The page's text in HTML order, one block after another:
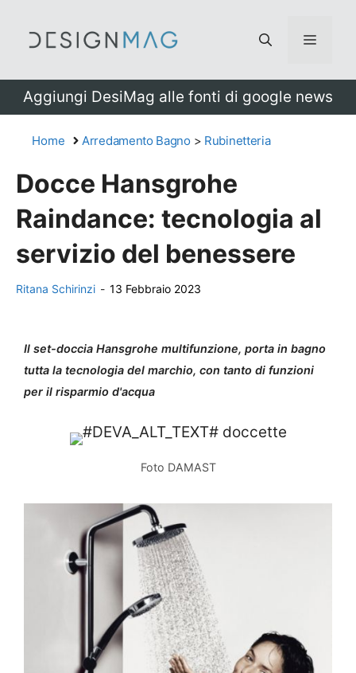
Menu
Aggiungi DesiMag alle fonti di google news
Home Arredamento Bagno > Rubinetteria
Docce Hansgrohe
Raindance: tecnologia al
servizio del benessere
Ritana Schirinzi - 13 Febbraio 2023
Il set-doccia Hansgrohe multifunzione, porta in bagno
tutta la tecnologia del marchio, con tanto di funzioni
per il risparmio d'acqua
Foto DAMAST